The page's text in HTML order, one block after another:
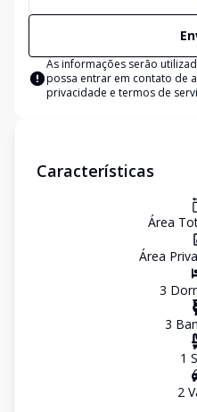
As informações serão
possa entrar em contato de
privacidade e termos de
Características
Área
Área
3
3
1
2